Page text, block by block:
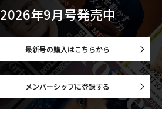
2026年9月号発売中
最新号の購入はこちらから
メンバーシップに登録する